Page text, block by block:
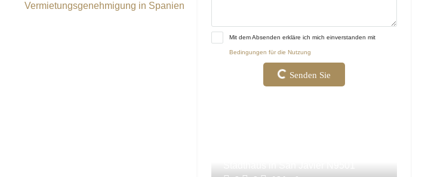
Vermietungsgenehmigung in Spanien
Mit dem Absenden erkläre ich mich einverstanden mit
Bedingungen für die Nutzung
Senden Sie